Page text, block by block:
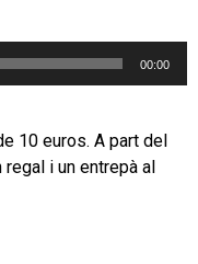
00:00
10 euros. A part del
regal i un entrepà al